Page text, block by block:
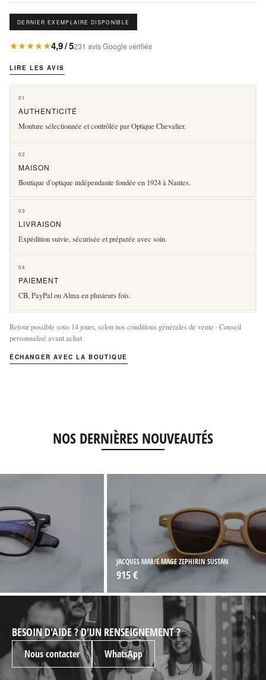
DERNIER EXEMPLAIRE DISPONIBLE
★★★★★4,9 / 5231 avis Google vérifiés
LIRE LES AVIS
01
AUTHENTICITÉ
Monture sélectionnée et contrôlée par Optique Chevalier.
02
MAISON
Boutique d’optique indépendante fondée en 1924 à Nantes.
03
LIVRAISON
Expédition suivie, sécurisée et préparée avec soin.
04
PAIEMENT
CB, PayPal ou Alma en plusieurs fois.
Retour possible sous 14 jours, selon nos conditions générales de vente · Conseil
personnalisé avant achat
ÉCHANGER AVEC LA BOUTIQUE
NOS DERNIÈRES NOUVEAUTÉS
JACQUES MARIE MAGE ZEPHIRIN SUSTAN
BESOIN D'AIDE ? D'UN RENSEIGNEMENT ?
Nous contacter WhatsApp